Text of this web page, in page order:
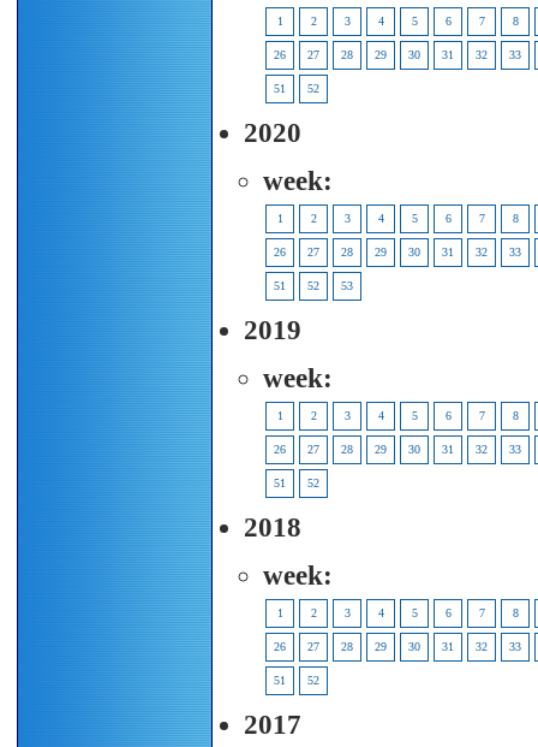
1 2 3 4 5 6 7 8
26 27 28 29 30 31 32 33
51 52
2020
week:
1 2 3 4 5 6 7 8
26 27 28 29 30 31 32 33
51 52 53
2019
week:
1 2 3 4 5 6 7 8
26 27 28 29 30 31 32 33
51 52
2018
week:
1 2 3 4 5 6 7 8
26 27 28 29 30 31 32 33
51 52
2017